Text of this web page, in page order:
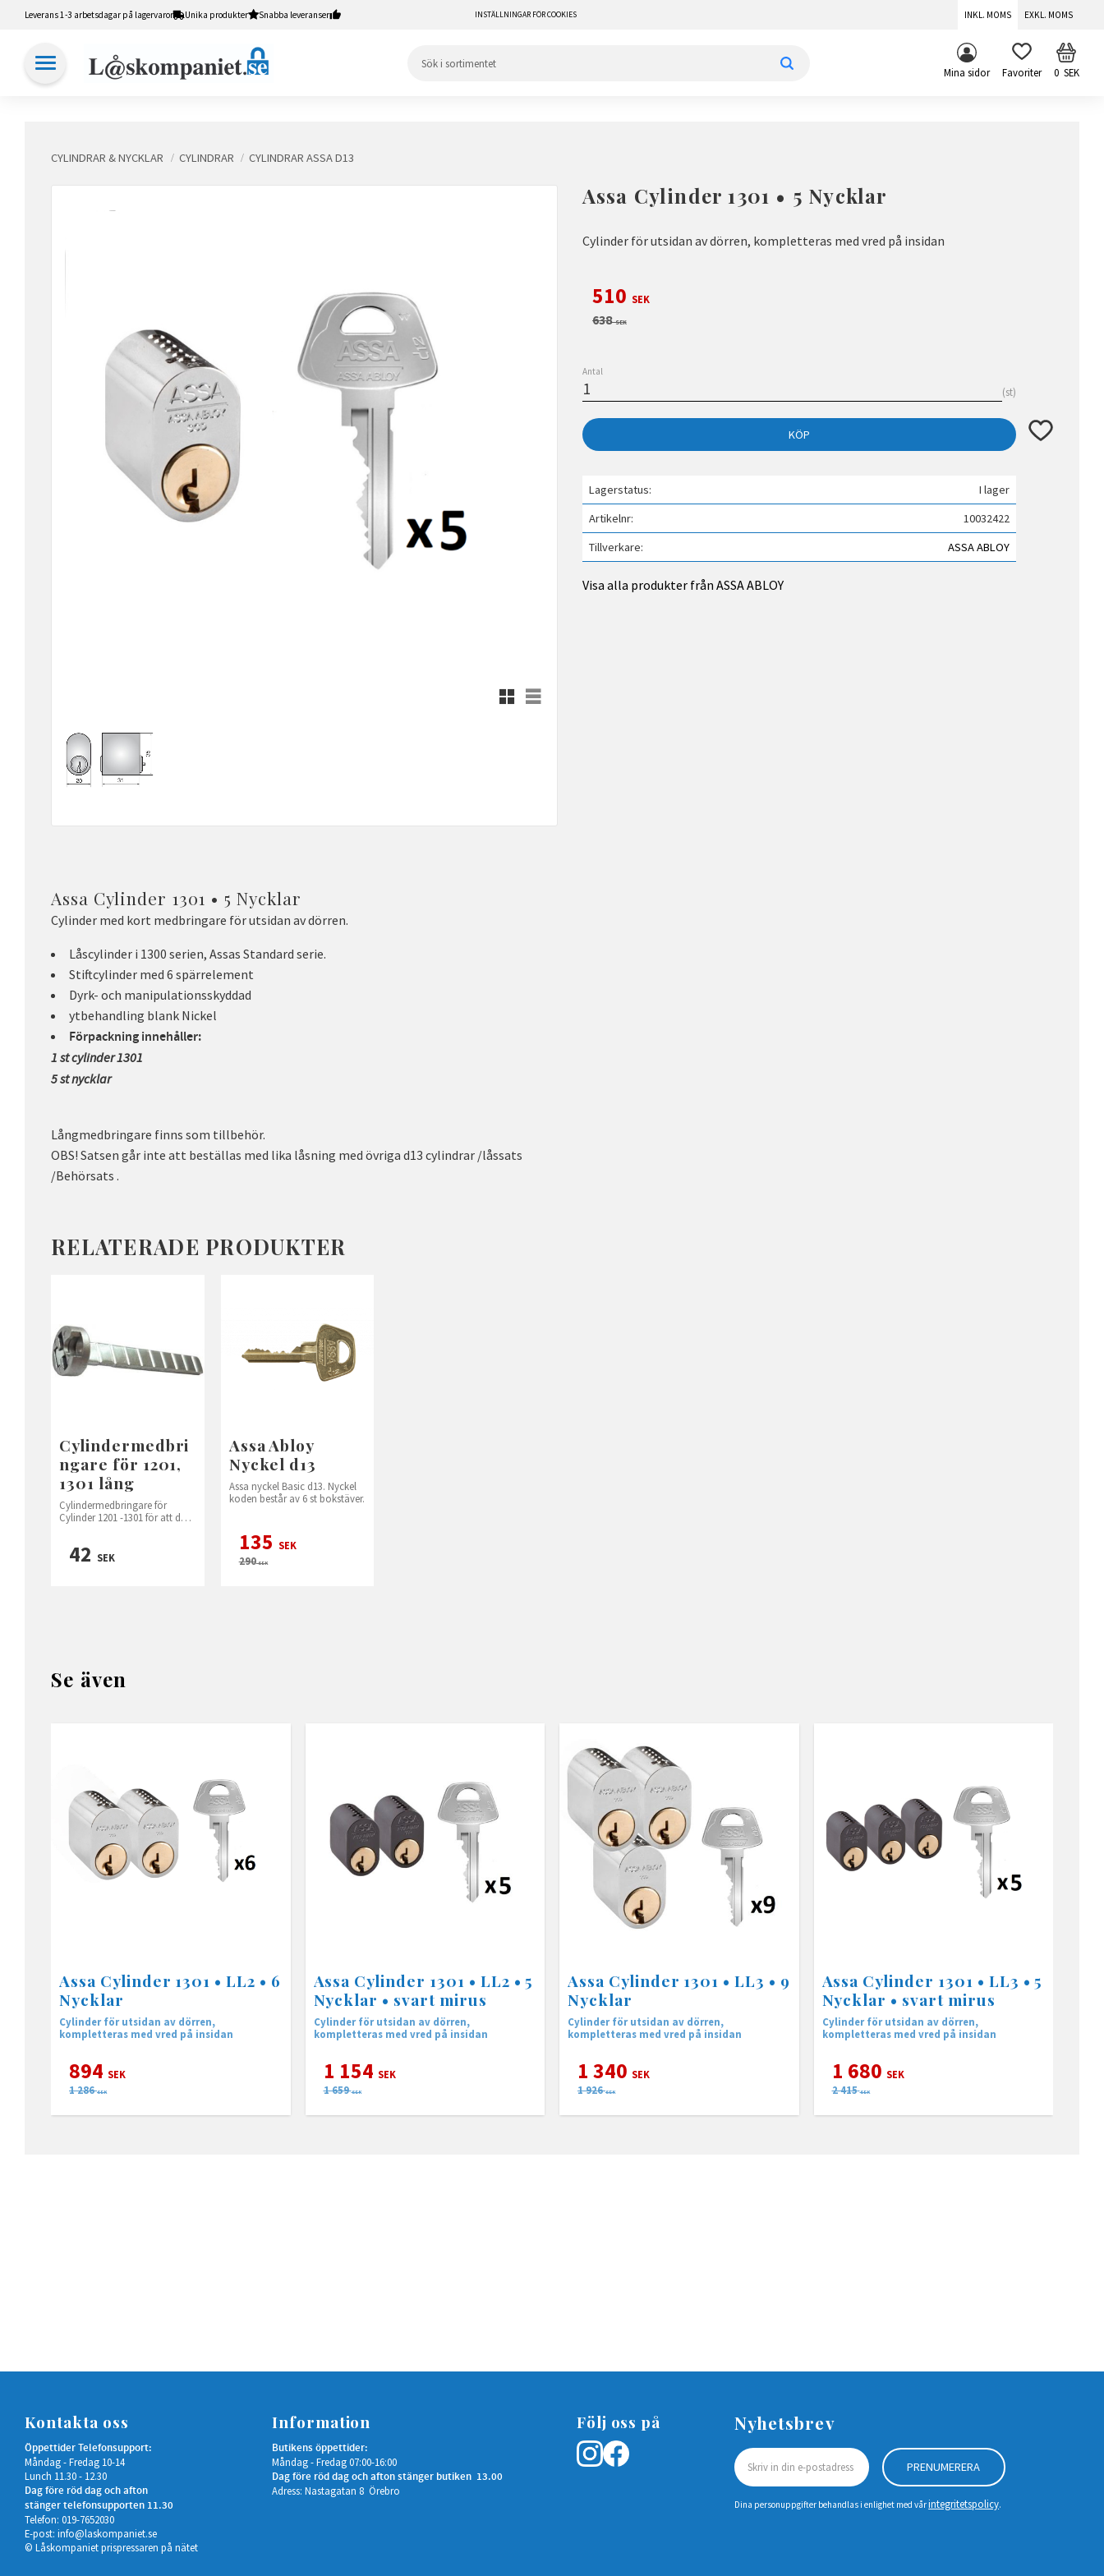
Leverans 1-3 arbetsdagar på lagervaror Unika produkter Snabba leveranser INSTÄLLNINGAR FÖR COOKIES INKL. MOMS EXKL. MOMS
Mina sidor FAVORITER 0SEK
CYLINDRAR & NYCKLAR CYLINDRAR CYLINDRAR ASSA D13
Assa Cylinder 1301 • 5 Nycklar
Cylinder för utsidan av dörren, kompletteras med vred på insidan
Rutnätsvy
Listvy
Nedsatt pris:
510 SEK
Ordinarie pris:
638SEK
Antal
st
KÖP Lägg till i
Lagerstatus
I lager
Artikelnr
10032422
Tillverkare
ASSA ABLOY
Visa alla produkter från ASSA ABLOY
Assa Cylinder 1301 • 5 Nycklar
Cylinder med kort medbringare för utsidan av dörren.
Låscylinder i 1300 serien, Assas Standard serie.
Stiftcylinder med 6 spärrelement
Dyrk- och manipulationsskyddad
ytbehandling blank Nickel
Förpackning innehåller:
1 st cylinder 1301
5 st nycklar
Långmedbringare finns som tillbehör.
OBS! Satsen går inte att beställas med lika låsning med övriga d13 cylindrar /låssats
/Behörsats .
RELATERADE PRODUKTER
Cylindermedbri
ngare för 1201,
1301 lång
Cylindermedbringare för
Cylinder 1201 -1301 för att den
42 SEK
Assa Abloy
Nyckel d13
Assa nyckel Basic d13. Nyckel
koden består av 6 st bokstäver.
135 SEK
290SEK
Se även
Assa Cylinder 1301 • LL2 • 6
Nycklar
Cylinder för utsidan av dörren,
kompletteras med vred på insidan
894 SEK
1 286 SEK
Assa Cylinder 1301 • LL2 • 5
Nycklar • svart mirus
Cylinder för utsidan av dörren,
kompletteras med vred på insidan
1 154 SEK
1 659 SEK
Assa Cylinder 1301 • LL3 • 9
Nycklar
Cylinder för utsidan av dörren,
kompletteras med vred på insidan
1 340 SEK
1 926 SEK
Assa Cylinder 1301 • LL3 • 5
Nycklar • svart mirus
Cylinder för utsidan av dörren,
kompletteras med vred på insidan
1 680 SEK
2 415 SEK
Kontakta oss
Öppettider Telefonsupport:
Måndag - Fredag 10-14
Lunch 11.30 - 12.30
Dag före röd dag och afton
stänger telefonsupporten 11.30
Telefon: 019-7652030
E-post: info@laskompaniet.se
© Låskompaniet prispressaren på nätet
Information
Butikens öppettider:
Måndag - Fredag 07:00-16:00
Dag före röd dag och afton stänger butiken 13.00
Adress: Nastagatan 8 Örebro
Följ oss på Nyhetsbrev
PRENUMERERA
Dina personuppgifter behandlas i enlighet med vårintegritetspolicy.